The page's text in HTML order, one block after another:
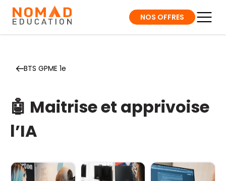
NOS OFFRES
BTS GPME 1e
🤖 Maitrise et apprivoise
l’IA